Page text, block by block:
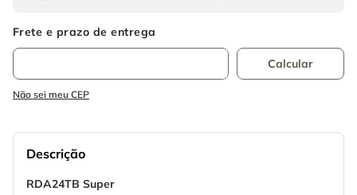
Não sei meu CEP
Descrição
RDA24TB Super